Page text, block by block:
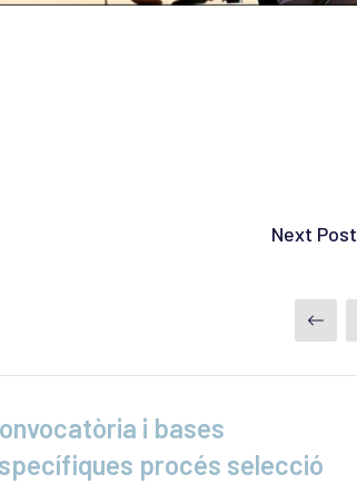
Next Post
i bases
procés selecció